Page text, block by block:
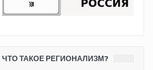
ЧТО ТАКОЕ РЕГИОНАЛИЗМ?